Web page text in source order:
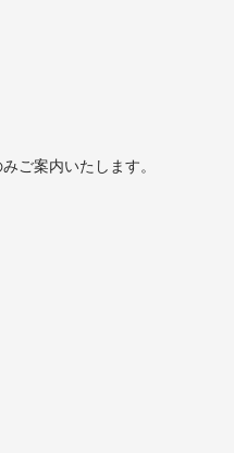
ご案内いたします。